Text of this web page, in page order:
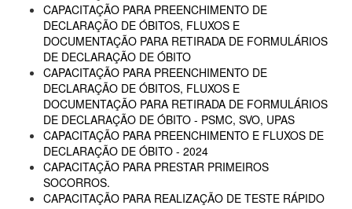
CAPACITAÇÃO PARA PREENCHIMENTO DE
DECLARAÇÃO DE ÓBITOS, FLUXOS E
DOCUMENTAÇÃO PARA RETIRADA DE FORMULÁRIOS
DE DECLARAÇÃO DE ÓBITO
CAPACITAÇÃO PARA PREENCHIMENTO DE
DECLARAÇÃO DE ÓBITOS, FLUXOS E
DOCUMENTAÇÃO PARA RETIRADA DE FORMULÁRIOS
DE DECLARAÇÃO DE ÓBITO - PSMC, SVO, UPAS
CAPACITAÇÃO PARA PREENCHIMENTO E FLUXOS DE
DECLARAÇÃO DE ÓBITO - 2024
CAPACITAÇÃO PARA PRESTAR PRIMEIROS
SOCORROS.
CAPACITAÇÃO PARA REALIZAÇÃO DE TESTE RÁPIDO